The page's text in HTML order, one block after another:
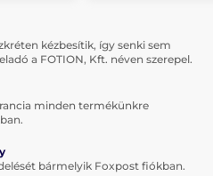
kézbesítik, így senki sem
a FOTION, Kft. néven szerepel.
minden termékünkre
bármelyik Foxpost fiókban.